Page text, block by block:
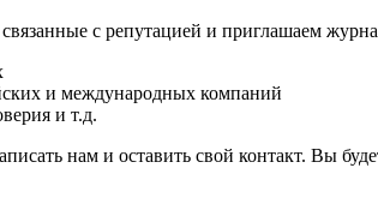
с репутацией и приглашаем
и международных компаний
и т.д.
нам и оставить свой контакт. Вы